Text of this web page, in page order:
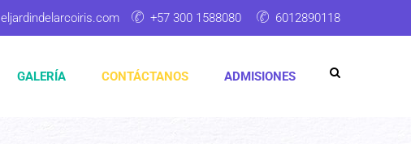
+57 300 1588080 6012890118
GALERÍA CONTÁCTANOS ADMISIONES